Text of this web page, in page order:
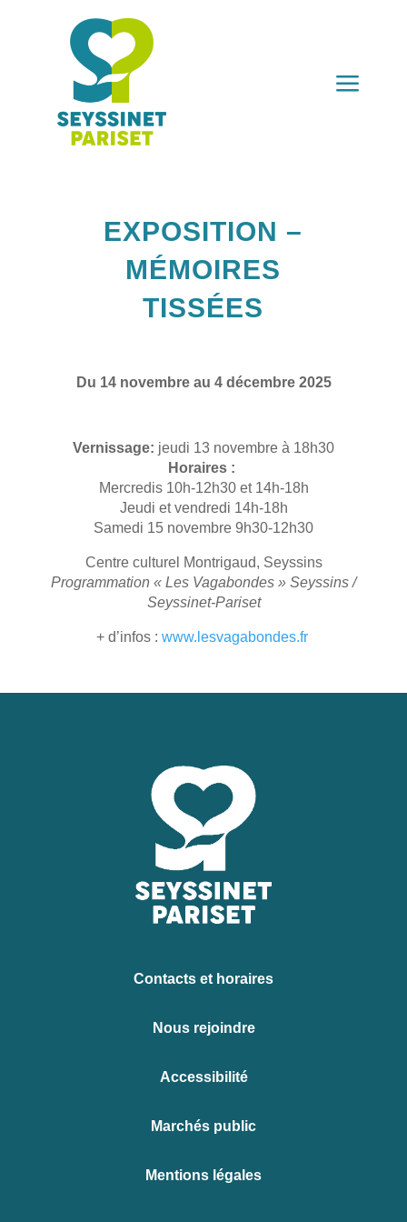
a
EXPOSITION –
MÉMOIRES
TISSÉES
Du 14 novembre au 4 décembre 2025
Vernissage: jeudi 13 novembre à 18h30
Horaires :
Mercredis 10h-12h30 et 14h-18h
Jeudi et vendredi 14h-18h
Samedi 15 novembre 9h30-12h30
Centre culturel Montrigaud, Seyssins
Programmation « Les Vagabondes » Seyssins /
Seyssinet-Pariset
+ d’infos : www.lesvagabondes.fr
Contacts et horaires
Nous rejoindre
Accessibilité
Marchés public
Mentions légales